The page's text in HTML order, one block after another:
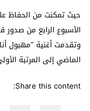
حيث تمكنت من الحفاظ
الأسبوع الرابع من صدور قائمة “أعلى
وتقدمت أغنية “مهبول
الماضي إلى المرتبة
Share this content: